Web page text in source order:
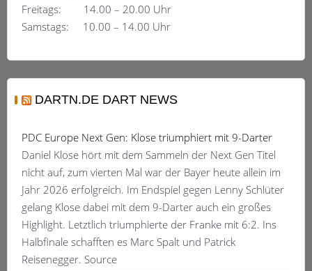
Freitags: 14.00 – 20.00 Uhr
Samstags: 10.00 – 14.00 Uhr
DARTN.DE DART NEWS
PDC Europe Next Gen: Klose triumphiert mit 9-Darter
Daniel Klose hört mit dem Sammeln der Next Gen Titel
nicht auf, zum vierten Mal war der Bayer heute allein im
Jahr 2026 erfolgreich. Im Endspiel gegen Lenny Schlüter
gelang Klose dabei mit dem 9-Darter auch ein großes
Highlight. Letztlich triumphierte der Franke mit 6:2. Ins
Halbfinale schafften es Marc Spalt und Patrick
Reisenegger. Source